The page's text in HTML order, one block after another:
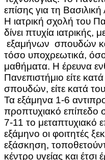
επίσης για τη
Η ιατρική σχολή του
δίνει πτυχία
εξαμήνων σπουδών
τόσο υποχρεωτικά, όσο
μαθήματα. Η έρευνα
Πανεπιστήμιο είτε
σπουδών, είτε κατά
Τα εξάμηνα 1-6
προπτυχιακό
7-11 το μεταπτυχιακό
εξάμηνο οι φοιτητές
εξάσκηση,
κέντρο υγείας και έτσι